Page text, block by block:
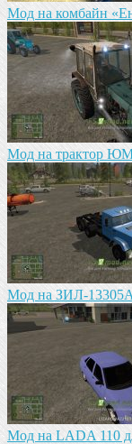
Мод на комбайн
Мод на трактор
Мод на ЗИЛ-
Мод на LADA 110